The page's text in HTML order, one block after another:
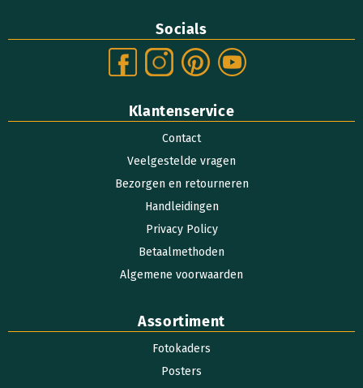
Socials
Klantenservice
Contact
Veelgestelde vragen
Bezorgen en retourneren
Handleidingen
Privacy Policy
Betaalmethoden
Algemene voorwaarden
Assortiment
Fotokaders
Posters